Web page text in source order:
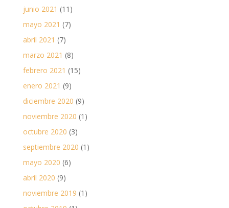
junio 2021 (11)
mayo 2021 (7)
abril 2021 (7)
marzo 2021 (8)
febrero 2021 (15)
enero 2021 (9)
diciembre 2020 (9)
noviembre 2020 (1)
octubre 2020 (3)
septiembre 2020 (1)
mayo 2020 (6)
abril 2020 (9)
noviembre 2019 (1)